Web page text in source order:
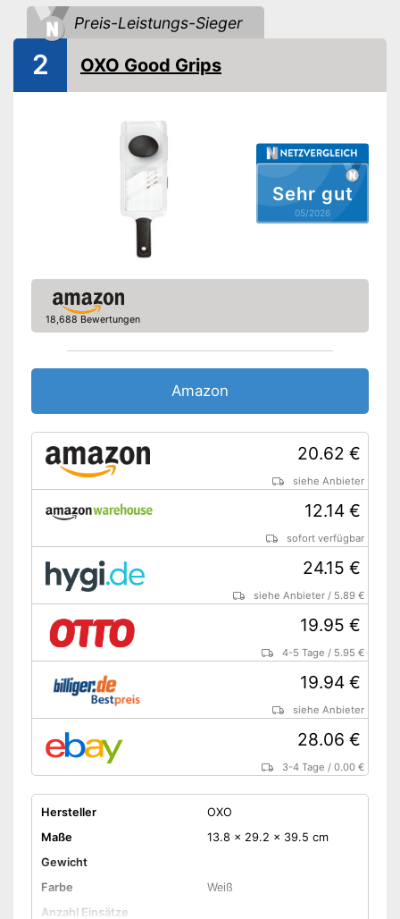
Aufbewahrungsbehälter
Rostfrei
Spülmaschinengeeignet
Amazon Lieferzeit
siehe Anbieter
Preis-Leistungs-Sieger
Sehr gut
05/2026
2 OXO Good Grips
18,688 Bewertungen
Amazon
20.62 €
siehe Anbieter
12.14 €
sofort verfügbar
24.15 €
siehe Anbieter / 5.89 €
19.95 €
4-5 Tage / 5.95 €
19.94 €
siehe Anbieter
28.06 €
3-4 Tage /0.00 €
Hersteller
OXO
Maße
13.8 x 29.2 x 39.5 cm
Gewicht
Farbe
Weiß
Anzahl Einsätze